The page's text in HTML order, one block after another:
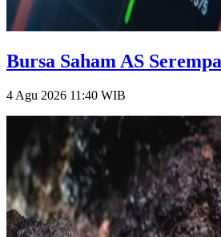
Bursa Saham AS
4 Agu 2026 11:40 WIB